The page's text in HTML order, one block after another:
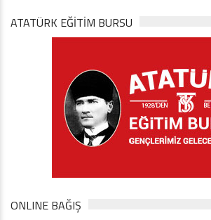
ATATÜRK EĞITIM BURSU
ONLINE BAĞIŞ